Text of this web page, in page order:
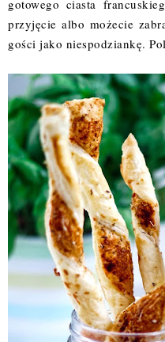
gotowego ciasta
przyjęcie albo możecie
gości jako niespodziankę.